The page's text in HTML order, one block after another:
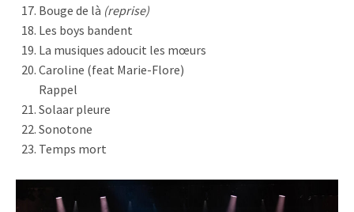
Bouge de là (reprise)
Les boys bandent
La musiques adoucit les mœurs
Caroline (feat Marie-Flore)
Rappel
Solaar pleure
Sonotone
Temps mort